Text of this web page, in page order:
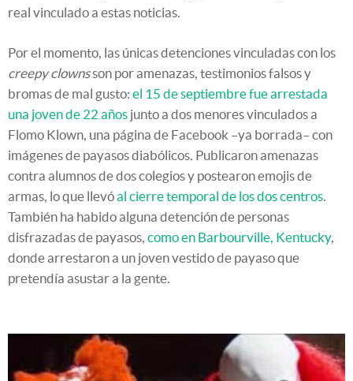
real vinculado a estas noticias.
Por el momento, las únicas detenciones vinculadas con los
creepy clownsson por amenazas, testimonios falsos y
bromas de mal gusto: el 15 de septiembre fue arrestada
una joven de 22 años junto a dos menores vinculados a
Flomo Klown, una página de Facebook –ya borrada– con
imágenes de payasos diabólicos. Publicaron amenazas
contra alumnos de dos colegios y postearon emojis de
armas, lo que llevóal cierre temporal de los dos centros.
También ha habido alguna detención de personas
disfrazadas de payasos, como en Barbourville, Kentucky,
donde arrestaron a un joven vestido de payaso que
pretendía asustar a la gente.